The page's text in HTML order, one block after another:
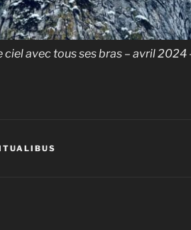
avec tous ses bras – avril 2024